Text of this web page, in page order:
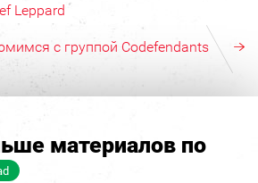
Leppard
с группой Codefendants
материалов по